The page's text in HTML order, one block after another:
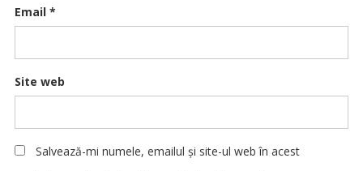
Email *
Site web
Salvează-mi numele, emailul și site-ul web în acest